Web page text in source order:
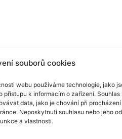
souborů cookies
webu používáme technologie, jako
přístupu k informacím o zařízení. Souhlas
data, jako je chování při
Neposkytnutí souhlasu nebo jeho
a vlastnosti.